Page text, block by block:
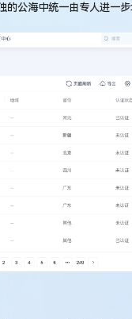
的公海中统一由专人进一